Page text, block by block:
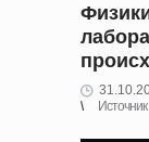
Источник